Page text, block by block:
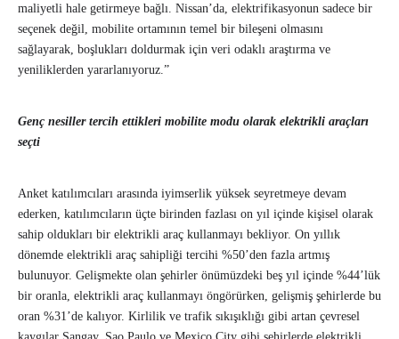
maliyetli hale getirmeye bağlı. Nissan’da, elektrifikasyonun sadece bir
seçenek değil, mobilite ortamının temel bir bileşeni olmasını
sağlayarak, boşlukları doldurmak için veri odaklı araştırma ve
yeniliklerden yararlanıyoruz.”
Genç nesiller tercih ettikleri mobilite modu olarak elektrikli araçları
seçti
Anket katılımcıları arasında iyimserlik yüksek seyretmeye devam
ederken, katılımcıların üçte birinden fazlası on yıl içinde kişisel olarak
sahip oldukları bir elektrikli araç kullanmayı bekliyor. On yıllık
dönemde elektrikli araç sahipliği tercihi %50’den fazla artmış
bulunuyor. Gelişmekte olan şehirler önümüzdeki beş yıl içinde %44’lük
bir oranla, elektrikli araç kullanmayı öngörürken, gelişmiş şehirlerde bu
oran %31’de kalıyor. Kirlilik ve trafik sıkışıklığı gibi artan çevresel